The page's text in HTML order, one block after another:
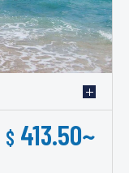
$ 413.50~